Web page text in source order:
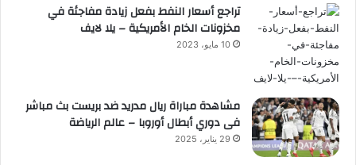
تراجع أسعار النفط بفعل زيادة مفاجئة في
مخزونات الخام الأمريكية – يلا لايف
10 مايو، 2023
مشاهدة مباراة ريال مدريد ضد بريست بث مباشر
فى دوري أبطال أوروبا – عالم الرياضة
29 يناير، 2025